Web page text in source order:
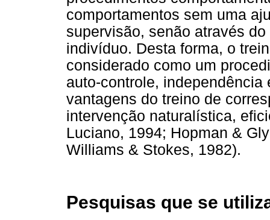
comportamentos sem uma
supervisão, senão através
indivíduo. Desta forma, o
considerado como um
auto-controle,
vantagens do treino de
intervenção naturalística,
Luciano, 1994; Hopman &
Williams & Stokes, 1982).
Pesquisas que se